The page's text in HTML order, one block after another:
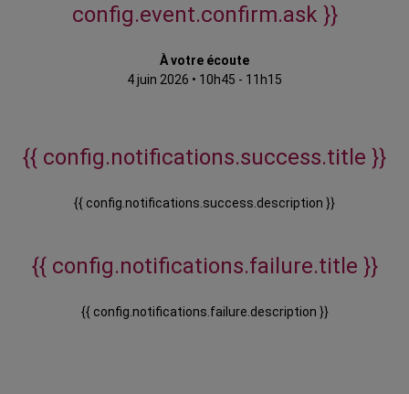
config.event.confirm.ask }}
À votre écoute
4 juin 2026 • 10h45 - 11h15
{{ config.notifications.success.title }}
{{ config.notifications.success.description }}
{{ config.notifications.failure.title }}
{{ config.notifications.failure.description }}